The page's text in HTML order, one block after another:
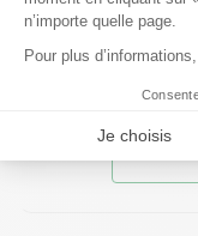
65.26 km Rue du
5070